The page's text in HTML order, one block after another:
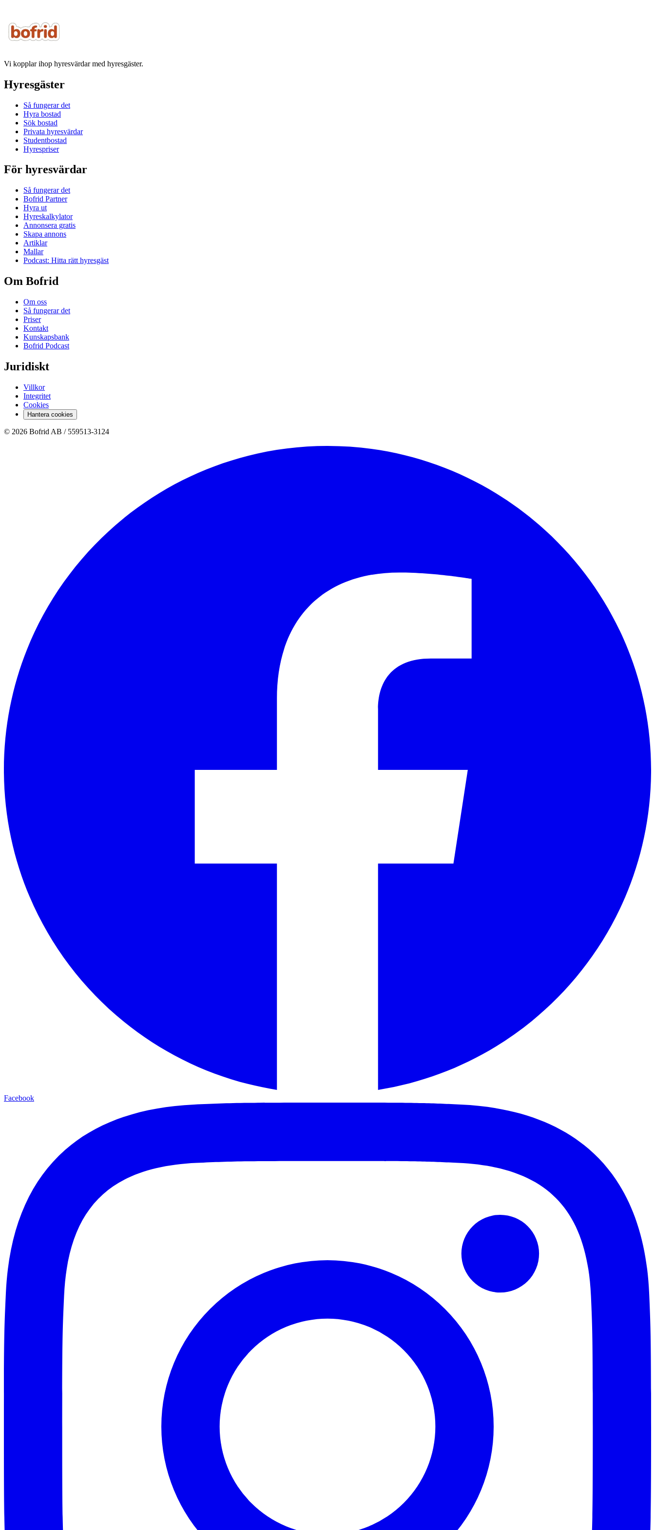
Vi kopplar ihop hyresvärdar med hyresgäster.
Hyresgäster
Så fungerar det
Hyra bostad
Sök bostad
Privata hyresvärdar
Studentbostad
Hyrespriser
För hyresvärdar
Så fungerar det
Bofrid Partner
Hyra ut
Hyreskalkylator
Annonsera gratis
Skapa annons
Artiklar
Mallar
Podcast: Hitta rätt hyresgäst
Om Bofrid
Om oss
Så fungerar det
Priser
Kontakt
Kunskapsbank
Bofrid Podcast
Juridiskt
Villkor
Integritet
Cookies
Hantera cookies
© 2026 Bofrid AB / 559513-3124
Facebook